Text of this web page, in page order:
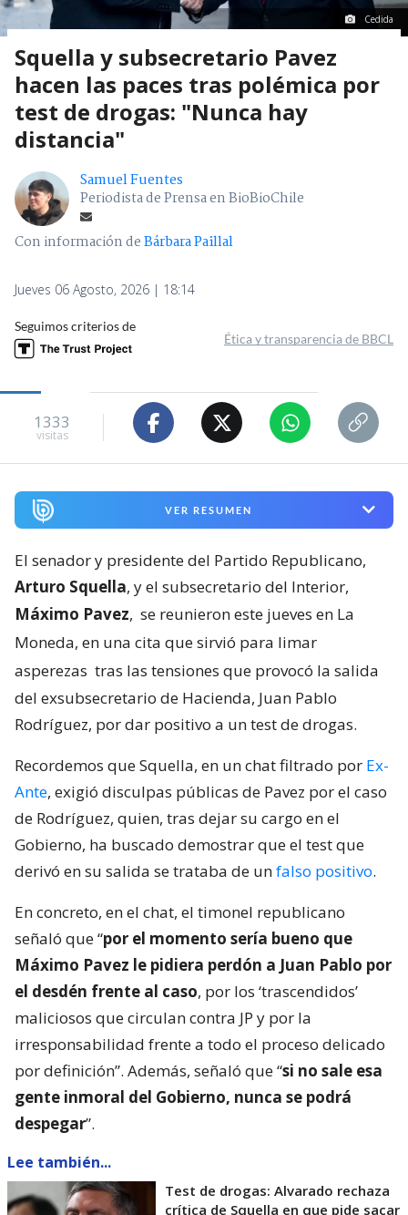
Cedida
Squella y subsecretario Pavez
hacen las paces tras polémica por
test de drogas: "Nunca hay
distancia"
Samuel Fuentes
Periodista de Prensa en BioBioChile
Con información deBárbara Paillal
Jueves 06 Agosto, 2026 | 18:14
Seguimos criterios de
Ética y transparencia de BBCL
1333
visitas
VER RESUMEN
El senador y presidente del Partido Republicano,
Arturo Squella, y el subsecretario del Interior,
Máximo Pavez, se reunieron este jueves en La
Moneda, en una cita que sirvió para limar
asperezas tras las tensiones que provocó la salida
del exsubsecretario de Hacienda, Juan Pablo
Rodríguez, por dar positivo a un test de drogas.
Recordemos que Squella, en un chat filtrado por Ex-
Ante, exigió disculpas públicas de Pavez por el caso
de Rodríguez, quien, tras dejar su cargo en el
Gobierno, ha buscado demostrar que el test que
derivó en su salida se trataba de unfalso positivo.
En concreto, en el chat, el timonel republicano
señaló que “por el momento sería bueno que
Máximo Pavez le pidiera perdón a Juan Pablo por
el desdén frente al caso, por los ‘trascendidos’
maliciosos que circulan contra JP y por la
irresponsabilidad frente a todo el proceso delicado
por definición”. Además, señaló que “si no sale esa
gente inmoral del Gobierno, nunca se podrá
despegar”.
Lee también...
Test de drogas: Alvarado rechaza
crítica de Squella en que pide sacar